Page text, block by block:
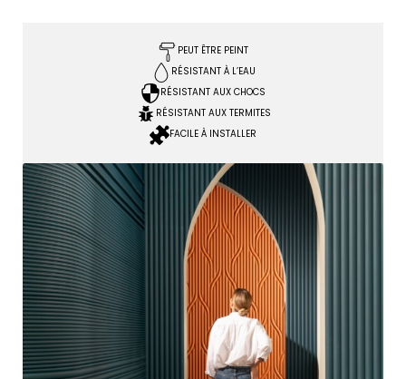
PEUT ÊTRE PEINT
RÉSISTANT À L’EAU
RÉSISTANT AUX CHOCS
RÉSISTANT AUX TERMITES
FACILE À INSTALLER